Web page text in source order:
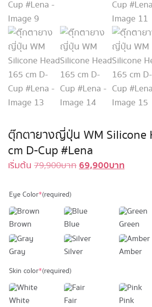
ตุ๊กตายางญี่ปุ่น WM Silicone
cm D-Cup #Lena
เริ่มต้น 79,900บาท Original
79,900 บาท.
69,900บาทCurrent
69,900
Eye Color*(required)
Brown Blue Green
Gray Silver Amber
Skin color*(required)
White Fair Pink